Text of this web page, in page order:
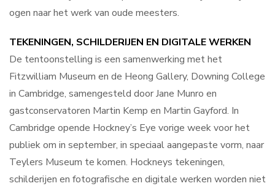
ogen naar het werk van oude meesters.
TEKENINGEN, SCHILDERIJEN EN DIGITALE WERKEN
De tentoonstelling is een samenwerking met het
Fitzwilliam Museum en de Heong Gallery, Downing College
in Cambridge, samengesteld door Jane Munro en
gastconservatoren Martin Kemp en Martin Gayford. In
Cambridge opende Hockney’s Eye vorige week voor het
publiek om in september, in speciaal aangepaste vorm, naar
Teylers Museum te komen. Hockneys tekeningen,
schilderijen en fotografische en digitale werken worden niet